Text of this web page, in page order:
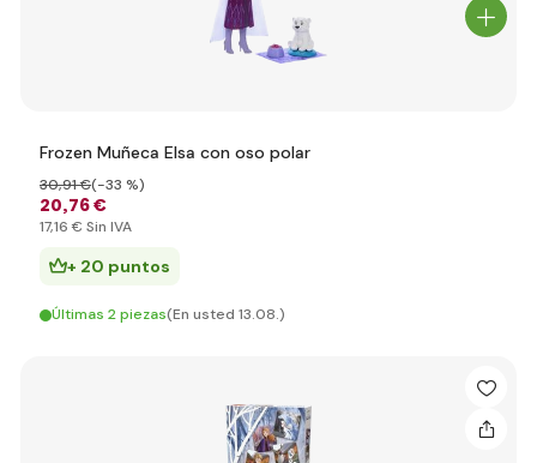
Frozen Muñeca Elsa con oso polar
20,76 €
30,91 €(-33 %)
17,16 € Sin IVA
+ 20 puntos
Últimas 2 piezas(En usted 13.08.)